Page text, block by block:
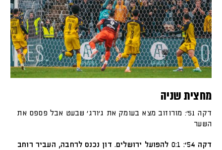
מחצית שניה
דקה 51׳: מורוזוב מצא בעומק את ג'ורג' שבעט אבל פספס את
השער
דקה 54׳: 0:1 להפועל ירושלים. דון נכנס לרחבה, העביר רוחב